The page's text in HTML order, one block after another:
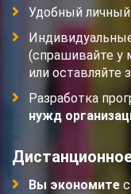
Удобный личный
(спрашивайте у
или оставляйте
Разработка
нужд
Вы экономите